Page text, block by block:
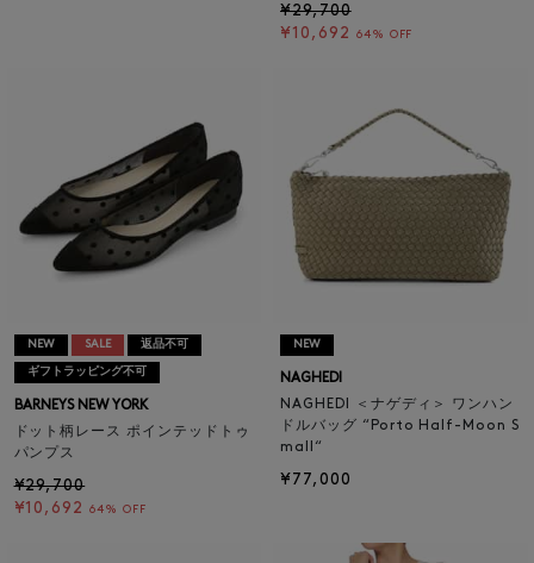
¥29,700
¥10,692
64% OFF
NEW SALE 返品不可
ギフトラッピング不可
BARNEYS NEW YORK
ドット柄レース ポインテッドトゥ
パンプス
¥29,700
¥10,692
64% OFF
NEW
NAGHEDI
NAGHEDI ＜ナゲディ＞ ワンハン
ドルバッグ “Porto Half-Moon S
mall“
¥77,000